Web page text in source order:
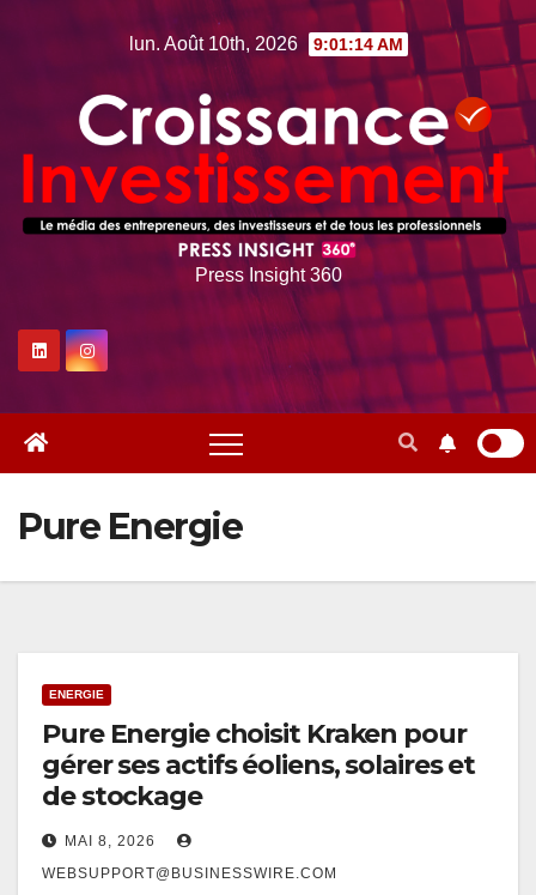
lun. Août 10th, 2026 9:01:15 AM
Press Insight 360
Pure Energie
ENERGIE
Pure Energie choisit Kraken pour
gérer ses actifs éoliens, solaires et
de stockage
MAI 8, 2026
WEBSUPPORT@BUSINESSWIRE.COM